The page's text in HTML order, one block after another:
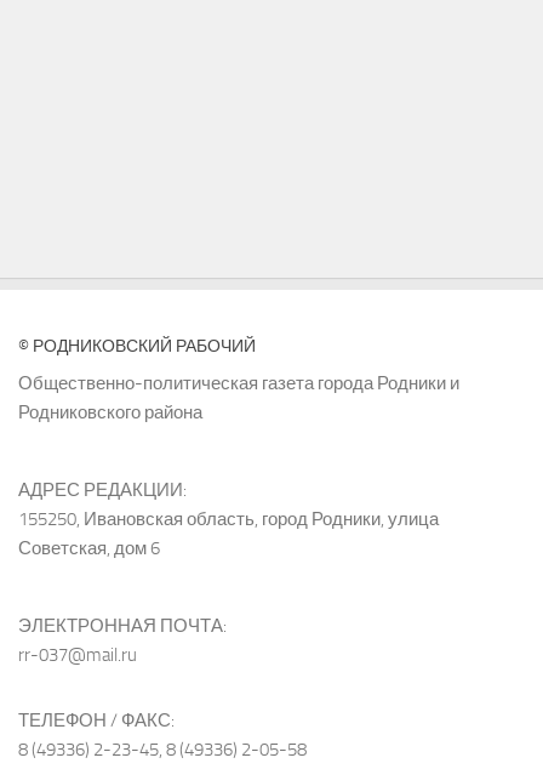
© РОДНИКОВСКИЙ РАБОЧИЙ
Общественно-политическая газета города Родники и
Родниковского района
АДРЕС РЕДАКЦИИ:
155250, Ивановская область, город Родники, улица
Советская, дом 6
ЭЛЕКТРОННАЯ ПОЧТА:
rr-037@mail.ru
ТЕЛЕФОН / ФАКС:
8 (49336) 2-23-45, 8 (49336) 2-05-58